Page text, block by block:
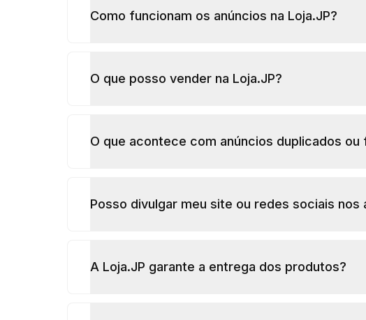
Como funcionam os anúncios na Loja.JP?
O que posso vender na Loja.JP?
O que acontece com anúncios duplicados ou
Posso divulgar meu site ou redes sociais nos
A Loja.JP garante a entrega dos produtos?